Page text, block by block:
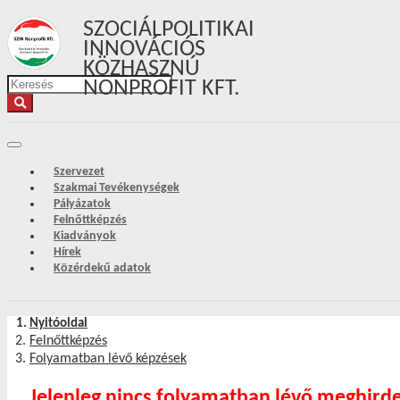
SZOCIÁLPOLITIKAI
INNOVÁCIÓS
KÖZHASZNÚ
NONPROFIT KFT.
Szervezet
Szakmai Tevékenységek
Pályázatok
Felnőttképzés
Kiadványok
Hírek
Közérdekű adatok
Nyitóoldal
Felnőttképzés
Folyamatban lévő képzések